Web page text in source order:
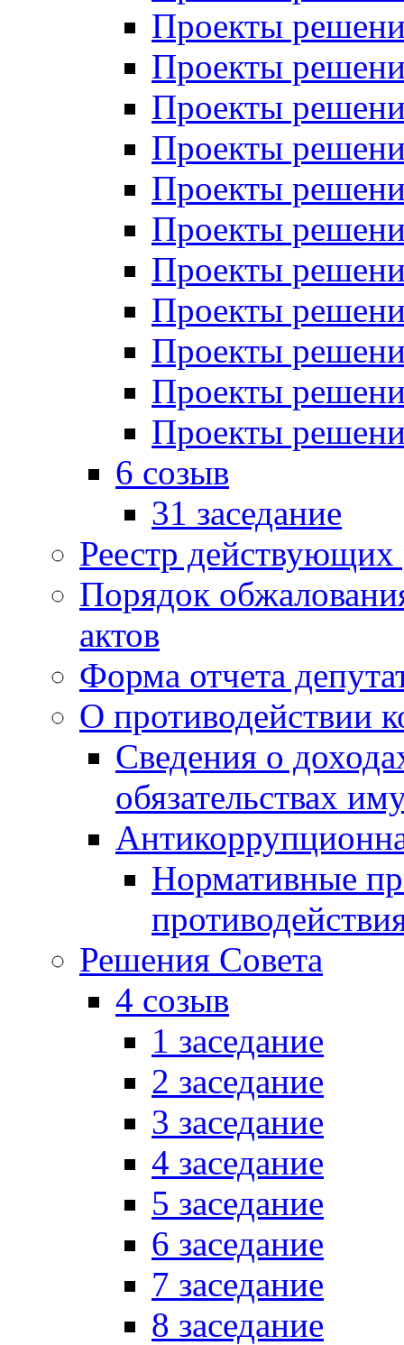
Проекты
Проекты
Проекты
Проекты
Проекты
Проекты
Проекты
Проекты
Проекты
Проекты
Проекты
6 созыв
31 заседание
Реестр
Порядок
актов
Форма отчета
О противодействии
Сведения о
обязательствах
Нормативные
Решения Совета
4 созыв
1 заседание
2 заседание
3 заседание
4 заседание
5 заседание
6 заседание
7 заседание
8 заседание